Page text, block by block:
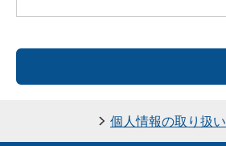
個人情報の取り扱い